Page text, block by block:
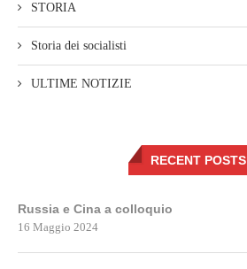
STORIA
Storia dei socialisti
ULTIME NOTIZIE
RECENT POSTS
Russia e Cina a colloquio
16 Maggio 2024